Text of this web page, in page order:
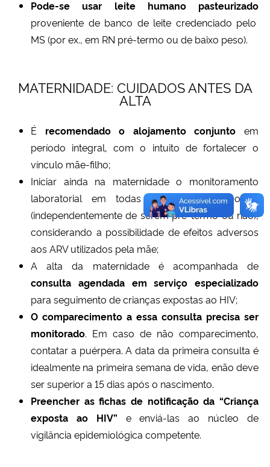
Pode-se usar leite humano pasteurizado
proveniente de banco de leite credenciado pelo
MS (por ex., em RN pré-termo ou de baixo peso).
MATERNIDADE: CUIDADOS ANTES DA
ALTA
É recomendado o alojamento conjunto em
período integral, com o intuito de fortalecer o
vínculo mãe-filho;
Iniciar ainda na maternidade o monitoramento
laboratorial em todas as crianças expostas
(independentemente de serem pré-termo ou não),
considerando a possibilidade de efeitos adversos
aos ARV utilizados pela mãe;
A alta da maternidade é acompanhada de
consulta agendada em serviço especializado
para seguimento de crianças expostas ao HIV;
O comparecimento a essa consulta precisa ser
monitorado. Em caso de não comparecimento,
contatar a puérpera. A data da primeira consulta é
idealmente na primeira semana de vida, enão deve
ser superior a 15 dias após o nascimento.
Preencher as fichas de notificação da “Criança
exposta ao HIV” e enviá-las ao núcleo de
vigilância epidemiológica competente.